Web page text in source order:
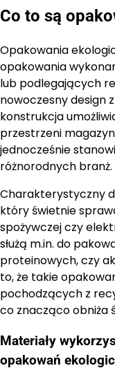
Co to są
Opakowania
opakowania
lub podlegających
nowoczesny design
konstrukcja
przestrzeni
jednocześnie
różnorodnych branż.
Charakterystyczny
który świetnie
spożywczej czy
służą m.in. do
proteinowych, czy
to, że takie
pochodzących z
co znacząco obniża
Materiały
opakowań